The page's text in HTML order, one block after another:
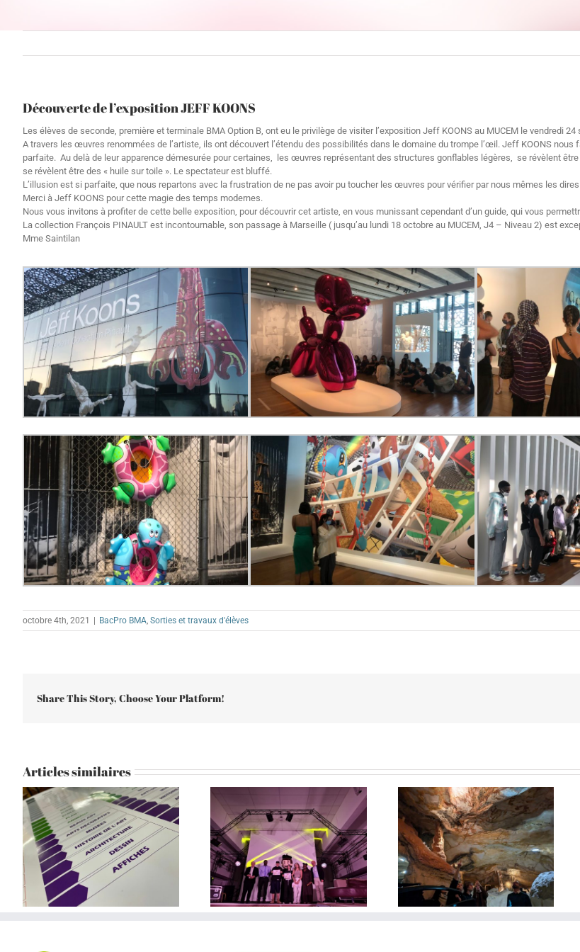
Découverte de l’exposition JEFF KOONS
Les élèves de seconde, première et terminale BMA Option B, ont eu le privilège de visiter l’exposition Jeff KOONS au MUCEM le vendredi 24
A travers les œuvres renommées de l’artiste, ils ont découvert l’étendu des possibilités dans le domaine du trompe l’œil. Jeff KOONS
parfaite. Au delà de leur apparence démesurée pour certaines, les œuvres représentant des structures gonflables légères, se révèlent
se révèlent être des « huile sur toile ». Le spectateur est bluffé.
L’illusion est si parfaite, que nous repartons avec la frustration de ne pas avoir pu toucher les œuvres pour vérifier par nous mêmes les
Merci à Jeff KOONS pour cette magie des temps modernes.
Nous vous invitons à profiter de cette belle exposition, pour découvrir cet artiste, en vous munissant cependant d’un guide, qui vous
La collection François PINAULT est incontournable, son passage à Marseille ( jusqu’au lundi 18 octobre au MUCEM, J4 – Niveau 2) est
Mme Saintilan
octobre 4th, 2021 BacPro BMA, Sorties et travaux d'élèves
Share This Story, Choose Your Platform!
Articles similaires
Don Bosco honoré au
Festiclip
Grotte Cosquer : visite des
coulisses
Pierre Corbinais : L’art de
panser les plaies par le
pixel